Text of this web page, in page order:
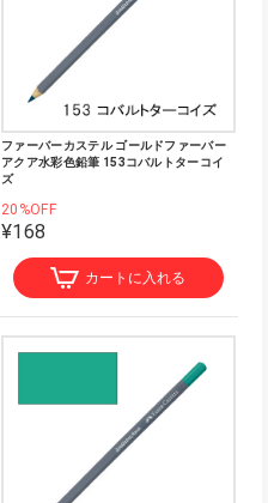
ファーバーカステル ゴールドファーバー
アクア水彩色鉛筆 153コバルトターコイ
ズ
20%OFF
¥168
カートに入れる